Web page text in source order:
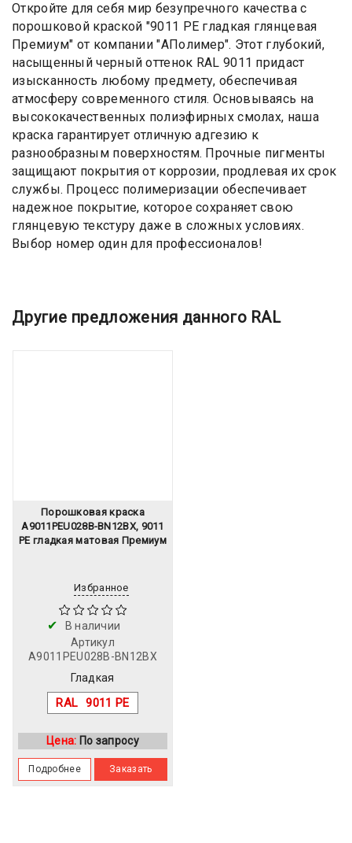
Откройте для себя мир безупречного качества с
порошковой краской "9011 PE гладкая глянцевая
Премиум" от компании "АПолимер". Этот глубокий,
насыщенный черный оттенок RAL 9011 придаст
изысканность любому предмету, обеспечивая
атмосферу современного стиля. Основываясь на
высококачественных полиэфирных смолах, наша
краска гарантирует отличную адгезию к
разнообразным поверхностям. Прочные пигменты
защищают покрытия от коррозии, продлевая их срок
службы. Процесс полимеризации обеспечивает
надежное покрытие, которое сохраняет свою
глянцевую текстуру даже в сложных условиях.
Выбор номер один для профессионалов!
Другие предложения данного RAL
Порошковая краска
A9011PEU028B-BN12BX, 9011
PE гладкая матовая Премиум
Избранное
В наличии
Артикул
A9011PEU028B-BN12BX
Гладкая
RAL 9011 PE
Цена: По запросу
Подробнее Заказать